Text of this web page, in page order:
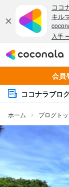
会員
ココナラブロ
ホーム ブログト